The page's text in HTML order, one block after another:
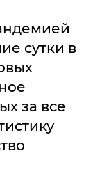
сутки в
за все